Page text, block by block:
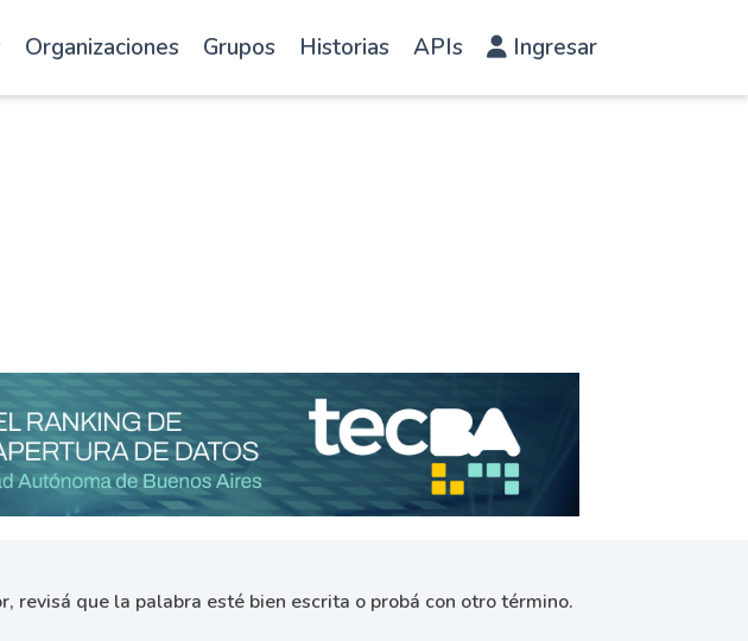
Organizaciones Grupos Historias APIs Ingresar
revisá que la palabra esté bien escrita o probá con otro término.